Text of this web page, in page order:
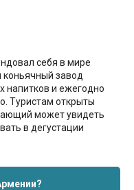
себя в мире
коньячный завод
напитков и ежегодно
Туристам открыты
может увидеть
в дегустации